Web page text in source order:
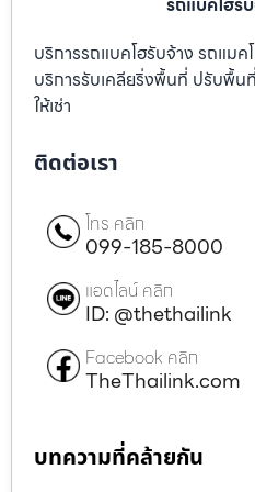
บริการรถแบคโฮรับจ้าง รถแมค
บริการรับเคลียริ่งพื้นที่ ปรับพื้
ให้เช่า
ติดต่อเรา
โทร คลิก
099-185-8000
แอดไลน์ คลิก
ID: @thethailink
Facebook คลิก
TheThailink.com
บทความที่คล้ายกัน